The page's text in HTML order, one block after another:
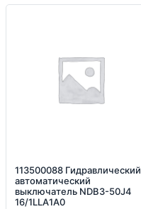
113500088 Гидравлический
автоматический
выключатель NDB3-50J4
16/1LLA1A0